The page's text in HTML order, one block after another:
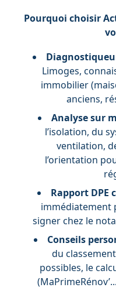
Pourquoi choisir
Limoges,
immobilier
anciens,
Analyse sur
l’isolation, du
ventilation,
l’orientation
Rapport DPE
immédiatement
signer chez le
Conseils
du
possibles, le